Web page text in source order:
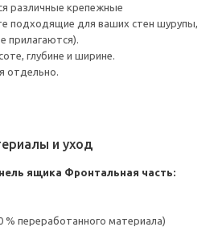
различные крепежные
подходящие для ваших стен шурупы,
прилагаются).
глубине и ширине.
отдельно.
и уход
ящика Фронтальная часть:
% переработанного материала)